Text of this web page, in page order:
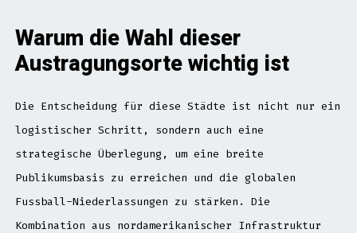
Warum die Wahl dieser
Austragungsorte wichtig ist
Die Entscheidung für diese Städte ist nicht nur ein
logistischer Schritt, sondern auch eine
strategische Überlegung, um eine breite
Publikumsbasis zu erreichen und die globalen
Fussball-Niederlassungen zu stärken. Die
Kombination aus nordamerikanischer Infrastruktur